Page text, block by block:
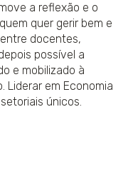
a reflexão e o
quer gerir bem e
docentes,
possível a
e mobilizado à
Liderar em Economia
únicos.